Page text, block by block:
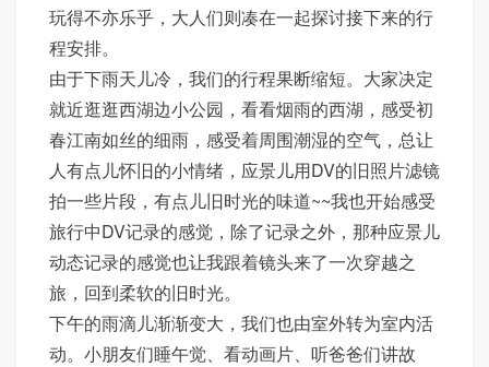
玩得不亦乐乎，大人们则凑在一起探讨接下来的行
程安排。
由于下雨天儿冷，我们的行程果断缩短。大家决定
就近逛逛西湖边小公园，看看烟雨的西湖，感受初
春江南如丝的细雨，感受着周围潮湿的空气，总让
人有点儿怀旧的小情绪，应景儿用DV的旧照片滤镜
拍一些片段，有点儿旧时光的味道~~我也开始感受
旅行中DV记录的感觉，除了记录之外，那种应景儿
动态记录的感觉也让我跟着镜头来了一次穿越之
旅，回到柔软的旧时光。
下午的雨滴儿渐渐变大，我们也由室外转为室内活
动。小朋友们睡午觉、看动画片、听爸爸们讲故